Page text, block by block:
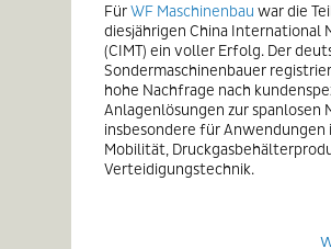
FürWF Maschinenbau war die
diesjährigen China International
(CIMT) ein voller Erfolg. Der
Sondermaschinenbauer
hohe Nachfrage nach
Anlagenlösungen zur spanlosen
insbesondere für Anwendungen
Mobilität,
Verteidigungstechnik.